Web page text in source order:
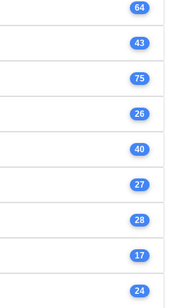
64
43
75
26
40
27
28
17
24